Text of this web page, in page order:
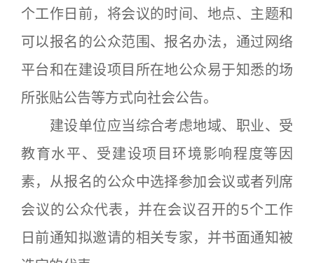
个工作日前，将会议的时间、地点、主题和
可以报名的公众范围、报名办法，通过网络
平台和在建设项目所在地公众易于知悉的场
所张贴公告等方式向社会公告。
建设单位应当综合考虑地域、职业、受
教育水平、受建设项目环境影响程度等因
素，从报名的公众中选择参加会议或者列席
会议的公众代表，并在会议召开的5个工作
日前通知拟邀请的相关专家，并书面通知被